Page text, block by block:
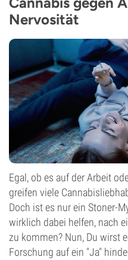
Nervosität
Egal, ob es auf der Arbeit
greifen viele
Doch ist es nur ein Stoner-
wirklich dabei helfen, nach
zu kommen? Nun, Du wirst
Forschung auf ein "Ja"